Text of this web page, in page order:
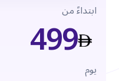
ابتداءً من499 يوم